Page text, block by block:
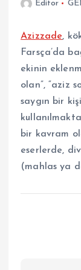
Editor
Azizzade,
Farsça’da
ekinin
olan”, “aziz
saygın bir
bir kavram
eserlerde,
(mahlas ya